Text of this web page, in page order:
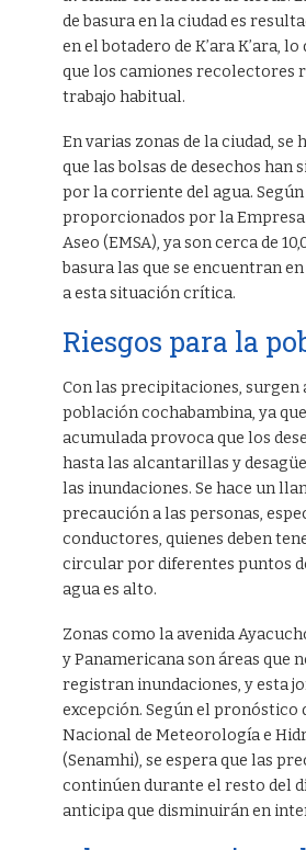
de basura en la ciudad es
en el botadero de K’ara K’ara,
que los camiones recolectores
trabajo habitual.
En varias zonas de la ciudad, se
que las bolsas de desechos han
por la corriente del agua. Según
proporcionados por la
Aseo (EMSA), ya son cerca de
basura las que se encuentran
a esta situación crítica.
Riesgos para la
Con las precipitaciones, surgen
población cochabambina, ya
acumulada provoca que los
hasta las alcantarillas y
las inundaciones. Se hace un
precaución a las personas,
conductores, quienes deben
circular por diferentes puntos
agua es alto.
Zonas como la avenida
y Panamericana son áreas que
registran inundaciones, y esta
excepción. Según el pronóstico
Nacional de Meteorología e
(Senamhi), se espera que las
continúen durante el resto del
anticipa que disminuirán en